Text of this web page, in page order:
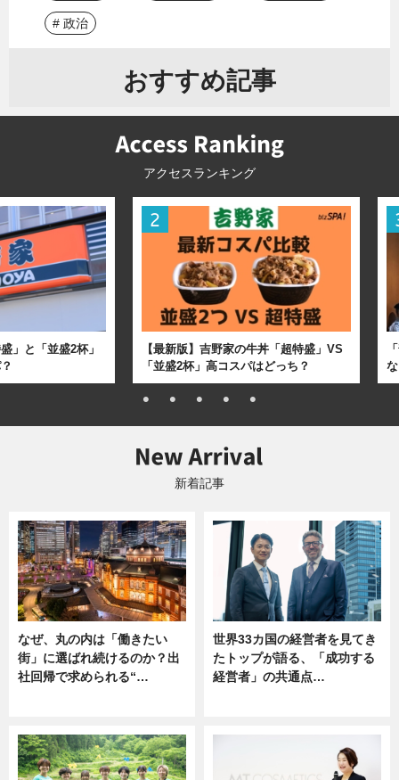
# 政治
おすすめ記事
アクセスランキング
」と「並盛2杯」
【最新版】吉野家の牛丼「超特盛」VS
「並盛2杯」高コスパはどっち？
新着記事
なぜ、丸の内は「働きたい
街」に選ばれ続けるのか？出
社回帰で求められる“…
世界33カ国の経営者を見てき
たトップが語る、「成功する
経営者」の共通点…